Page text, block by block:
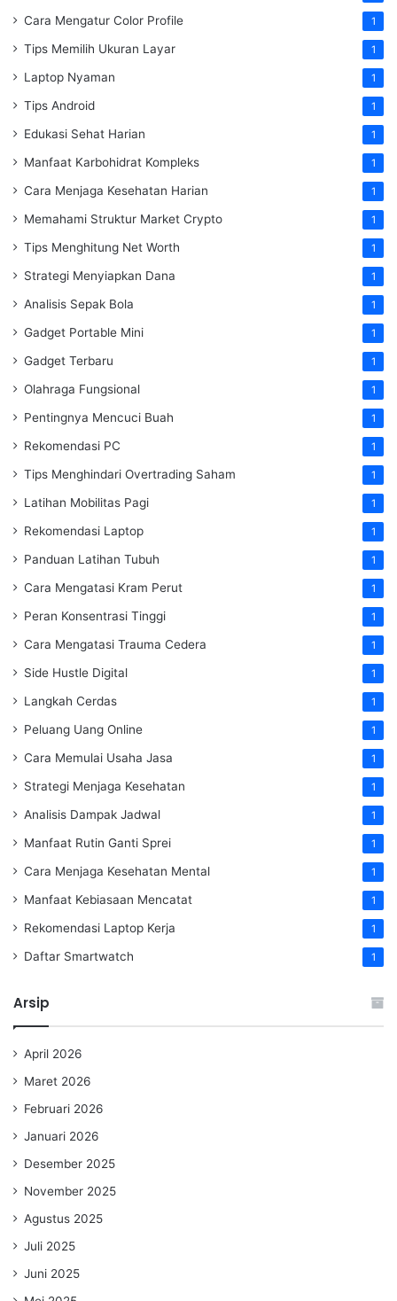
Cara Mengatur Color Profile 1
Tips Memilih Ukuran Layar 1
Laptop Nyaman 1
Tips Android 1
Edukasi Sehat Harian 1
Manfaat Karbohidrat Kompleks 1
Cara Menjaga Kesehatan Harian 1
Memahami Struktur Market Crypto 1
Tips Menghitung Net Worth 1
Strategi Menyiapkan Dana 1
Analisis Sepak Bola 1
Gadget Portable Mini 1
Gadget Terbaru 1
Olahraga Fungsional 1
Pentingnya Mencuci Buah 1
Rekomendasi PC 1
Tips Menghindari Overtrading Saham 1
Latihan Mobilitas Pagi 1
Rekomendasi Laptop 1
Panduan Latihan Tubuh 1
Cara Mengatasi Kram Perut 1
Peran Konsentrasi Tinggi 1
Cara Mengatasi Trauma Cedera 1
Side Hustle Digital 1
Langkah Cerdas 1
Peluang Uang Online 1
Cara Memulai Usaha Jasa 1
Strategi Menjaga Kesehatan 1
Analisis Dampak Jadwal 1
Manfaat Rutin Ganti Sprei 1
Cara Menjaga Kesehatan Mental 1
Manfaat Kebiasaan Mencatat 1
Rekomendasi Laptop Kerja 1
Daftar Smartwatch 1
Arsip
April 2026
Maret 2026
Februari 2026
Januari 2026
Desember 2025
November 2025
Agustus 2025
Juli 2025
Juni 2025